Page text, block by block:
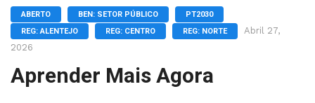
ABERTO BEN: SETOR PÚBLICO
PT2030
REG: ALENTEJO
REG: CENTRO REG: NORTE
Abril 27,
2026
Aprender Mais Agora